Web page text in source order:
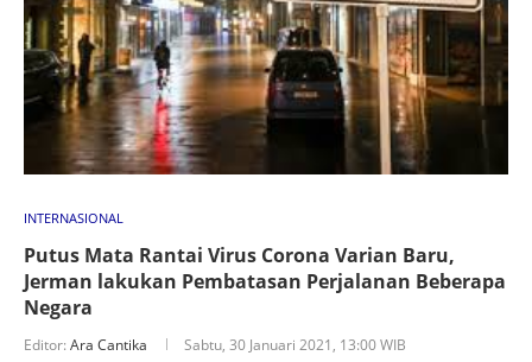
INTERNASIONAL
Putus Mata Rantai Virus Corona Varian Baru,
Jerman lakukan Pembatasan Perjalanan Beberapa
Negara
Editor: Ara Cantika Sabtu, 30 Januari 2021, 13:00 WIB